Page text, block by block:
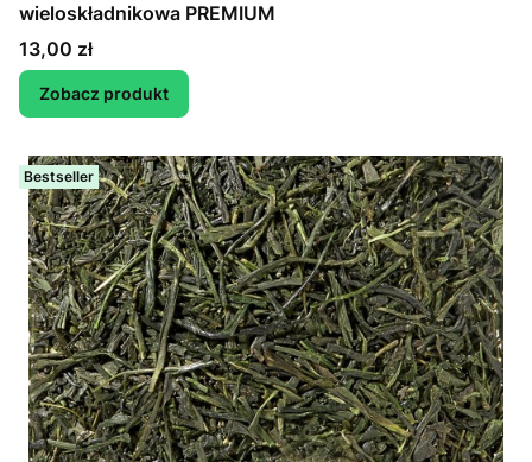
wieloskładnikowa PREMIUM
Cena
13,00 zł
Zobacz produkt
Bestseller